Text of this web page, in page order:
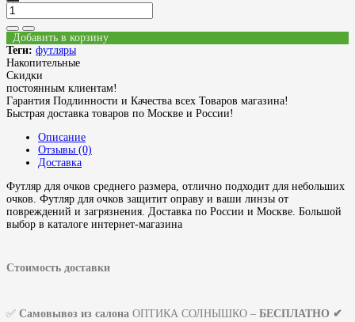
Добавить в корзину
Теги: футляры
Накопительные
Скидки
постоянным клиентам!
Гарантия Подлинности и Качества всех Товаров магазина!
Быстрая доставка товаров по Москве и России!
Описание
Отзывы (0)
Доставка
Футляр для очков среднего размера, отлично подходит для небольших
очков. Футляр для очков защитит оправу и ваши линзы от
повреждений и загрязнения. Доставка по России и Москве. Большой
выбор в каталоге интернет-магазина
Стоимость доставки
✅ Самовывоз из салона ОПТИКА СОЛНЫШКО – БЕСПЛАТНО ✔